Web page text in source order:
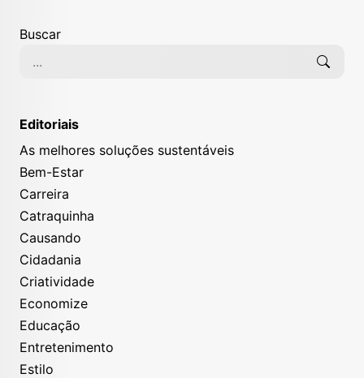
Buscar
Editoriais
As melhores soluções sustentáveis
Bem-Estar
Carreira
Catraquinha
Causando
Cidadania
Criatividade
Economize
Educação
Entretenimento
Estilo